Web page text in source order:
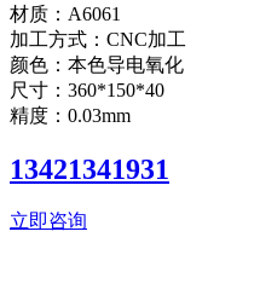
材质：A6061
加工方式：CNC加工
颜色：本色导电氧化
尺寸：360*150*40
精度：0.03mm
13421341931
立即咨询